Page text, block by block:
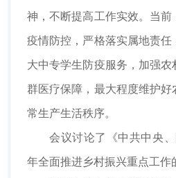
神，不断提高工作实效。当
疫情防控，严格落实属地责
大中专学生防疫服务，加强农
群医疗保障，最大程度维护
常生产生活秩序。
会议讨论了《中共中央
年全面推进乡村振兴重点工作